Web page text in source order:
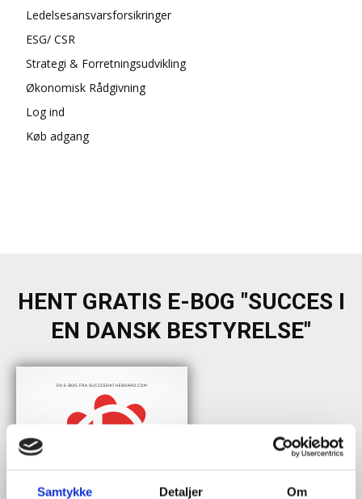
Samtykke Detaljer Om
Ledelsesansvarsforsikringer
ESG/ CSR
Strategi & Forretningsudvikling
Økonomisk Rådgivning
Log ind
Køb adgang
HENT GRATIS E-BOG "SUCCES I
EN DANSK BESTYRELSE"